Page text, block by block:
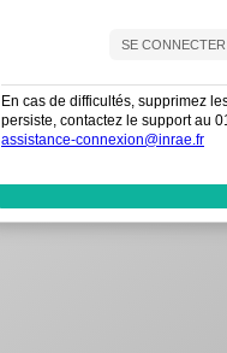
En cas de difficultés, supprimez
persiste, contactez le support au
assistance-connexion@inrae.fr